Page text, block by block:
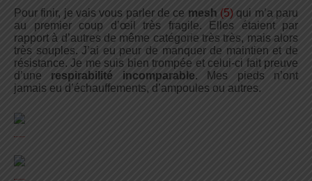
Pour finir, je vais vous parler de ce mesh (5)qui m’a paru
au premier coup d’œil très fragile. Elles étaient par
rapport à d’autres de même catégorie très très, mais alors
très souples. J’ai eu peur de manquer de maintien et de
résistance. Je me suis bien trompée et celui-ci fait preuve
d’une respirabilité incomparable. Mes pieds n’ont
jamais eu d’échauffements, d’ampoules ou autres.